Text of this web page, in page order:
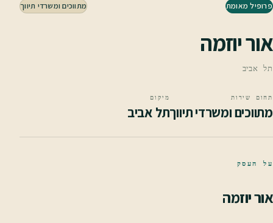
פרופיל מאומת מתווכים ומשרדי תיווך
אור יוזמה
תל אביב
תחום שירות
מתווכים ומשרדי תיווך
מיקום
תל אביב
על העסק
אור יוזמה